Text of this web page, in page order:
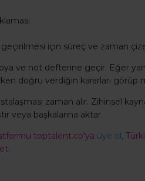
geçirilmesi için süreç ve zaman
ve not defterine geçir. Eğer
doğru verdiğin kararları görüp
zaman alır. Zihinsel
veya başkalarına aktar.
toptalent.co'ya üye ol,